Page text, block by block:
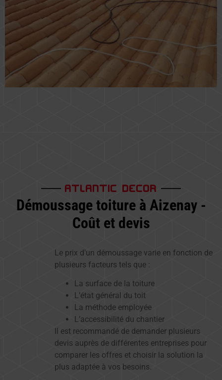
ATLANTIC DECOR
Démoussage toiture à Aizenay -
Coût et devis
Le prix d’un démoussage varie en fonction de
plusieurs facteurs tels que :
La surface de la toiture
L’état général du toit
La méthode employée
L’accessibilité du chantier
Il est recommandé de demander plusieurs
devis auprès de différentes entreprises pour
comparer les offres et choisir la solution la
plus adaptée à vos besoins.